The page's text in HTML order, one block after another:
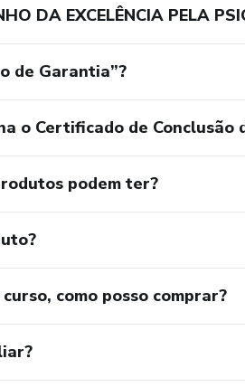
DA EXCELÊNCIA PELA
de Garantia”?
o Certificado de Conclusão
podem ter?
como posso comprar?